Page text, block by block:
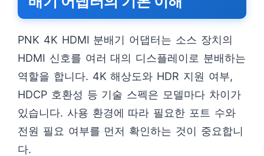
PNK 4K HDMI 분배기 어댑터는 소스 장치의
HDMI 신호를 여러 대의 디스플레이로 분배하는
역할을 합니다. 4K 해상도와 HDR 지원 여부,
HDCP 호환성 등 기술 스펙은 모델마다 차이가
있습니다. 사용 환경에 따라 필요한 포트 수와
전원 필요 여부를 먼저 확인하는 것이 중요합니
다.